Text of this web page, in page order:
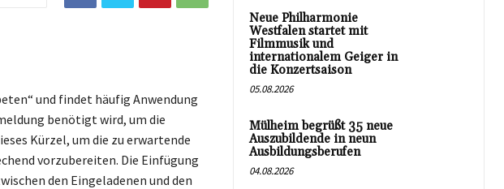
und findet häufig Anwendung
benötigt wird, um die
Kürzel, um die zu erwartende
vorzubereiten. Die Einfügung
den Eingeladenen und den
Neue Philharmonie
Westfalen startet mit
Filmmusik und
internationalem Geiger in
die Konzertsaison
05.08.2026
Mülheim begrüßt 35 neue
Auszubildende in neun
Ausbildungsberufen
04.08.2026